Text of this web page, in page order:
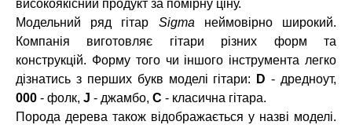
високоякісний продукт за помірну ціну.
Модельний ряд гітар Sigma неймовірно широкий.
Компанія виготовляє гітари різних форм та
конструкцій. Форму того чи іншого інструмента легко
дізнатись з перших букв моделі гітари:
D - дредноут,
000 - фолк, J - джамбо, C - класична гітара.
Порода дерева також відображається у назві моделі.